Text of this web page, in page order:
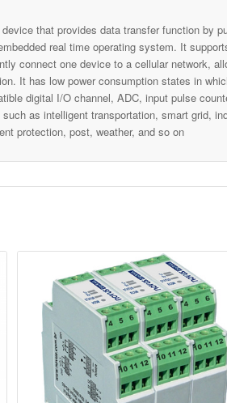
that provides data transfer function by
real time operating system. It
connect one device to a cellular network,
It has low power consumption states in
digital I/O channel, ADC, input pulse
as intelligent transportation, smart grid,
protection, post, weather, and so on